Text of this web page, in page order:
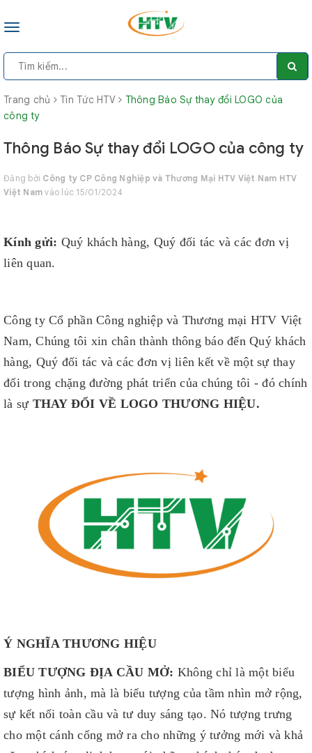
Toggle
Trang chủ Tin Tức HTV
Thông Báo Sự thay đổi LOGO của
công ty
Thông Báo Sự thay đổi LOGO của công ty
Đăng bởi Công ty CP Công Nghiệp và Thương Mại HTV Việt Nam HTV
Việt Nam vào lúc 15/01/2024
Kính gửi: Quý khách hàng, Quý đối tác và các đơn vị
liên quan.
Công ty Cổ phần Công nghiệp và Thương mại HTV Việt
Nam, Chúng tôi xin chân thành thông báo đến Quý khách
hàng, Quý đối tác và các đơn vị liên kết về một sự thay
đổi trong chặng đường phát triển của chúng tôi - đó chính
là sự THAY ĐỔI VỀ LOGO THƯƠNG HIỆU.
Ý NGHĨA THƯƠNG HIỆU
BIỂU TƯỢNG ĐỊA CẦU MỞ: Không chỉ là một biểu
tượng hình ảnh, mà là biểu tượng của tầm nhìn mở rộng,
sự kết nối toàn cầu và tư duy sáng tạo. Nó tượng trưng
cho một cánh cổng mở ra cho những ý tưởng mới và khả